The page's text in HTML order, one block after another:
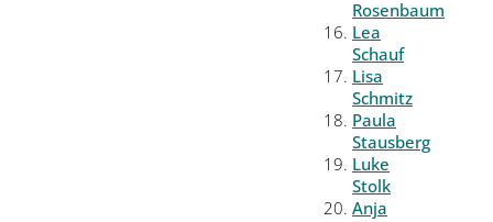
Rosenbaum
Lea
Schauf
Lisa
Schmitz
Paula
Stausberg
Luke
Stolk
Anja